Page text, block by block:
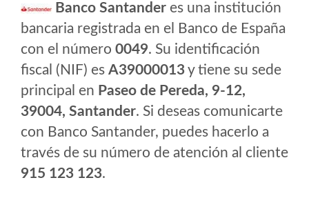
Banco Santander es una institución
bancaria registrada en el Banco de España
con el número 0049. Su identificación
fiscal (NIF) es A39000013y tiene su sede
principal en Paseo de Pereda, 9-12,
39004, Santander. Si deseas comunicarte
con Banco Santander, puedes hacerlo a
través de su número de atención al cliente
915 123 123.